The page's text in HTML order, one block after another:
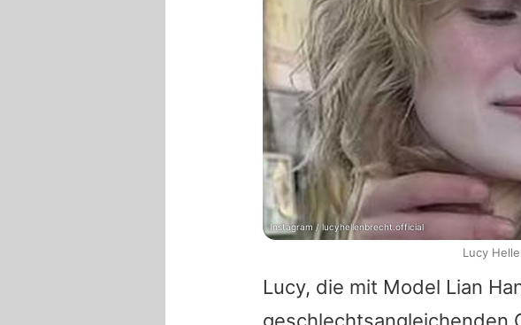
Lucy, die mit Model Lian
Instagram / lucyhellenbrecht.official
Lucy